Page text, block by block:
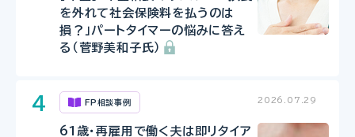
を外れて社会保険料を払うのは
損？」パートタイマーの悩みに答え
る（菅野美和子氏）
FP相談事例 2026.07.29
61歳・再雇用で働く夫は即リタイア